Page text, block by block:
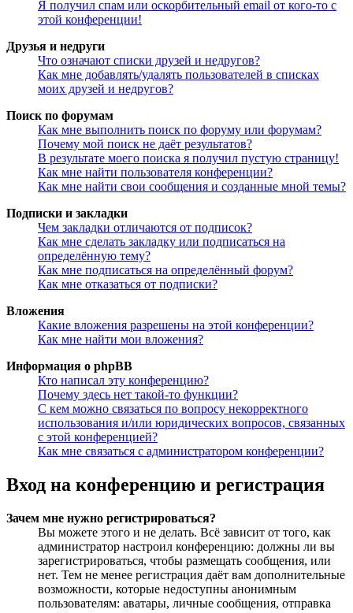
Я получил спам или оскорбительный email от кого-то с
этой конференции!
Друзья и недруги
Что означают списки друзей и недругов?
Как мне добавлять/удалять пользователей в списках
моих друзей и недругов?
Поиск по форумам
Как мне выполнить поиск по форуму или форумам?
Почему мой поиск не даёт результатов?
В результате моего поиска я получил пустую страницу!
Как мне найти пользователя конференции?
Как мне найти свои сообщения и созданные мной темы?
Подписки и закладки
Чем закладки отличаются от подписок?
Как мне сделать закладку или подписаться на
определённую тему?
Как мне подписаться на определённый форум?
Как мне отказаться от подписки?
Вложения
Какие вложения разрешены на этой конференции?
Как мне найти мои вложения?
Информация о phpBB
Кто написал эту конференцию?
Почему здесь нет такой-то функции?
С кем можно связаться по вопросу некорректного
использования и/или юридических вопросов, связанных
с этой конференцией?
Как мне связаться с администратором конференции?
Вход на конференцию и регистрация
Зачем мне нужно регистрироваться?
Вы можете этого и не делать. Всё зависит от того, как
администратор настроил конференцию: должны ли вы
зарегистрироваться, чтобы размещать сообщения, или
нет. Тем не менее регистрация даёт вам дополнительные
возможности, которые недоступны анонимным
пользователям: аватары, личные сообщения, отправка